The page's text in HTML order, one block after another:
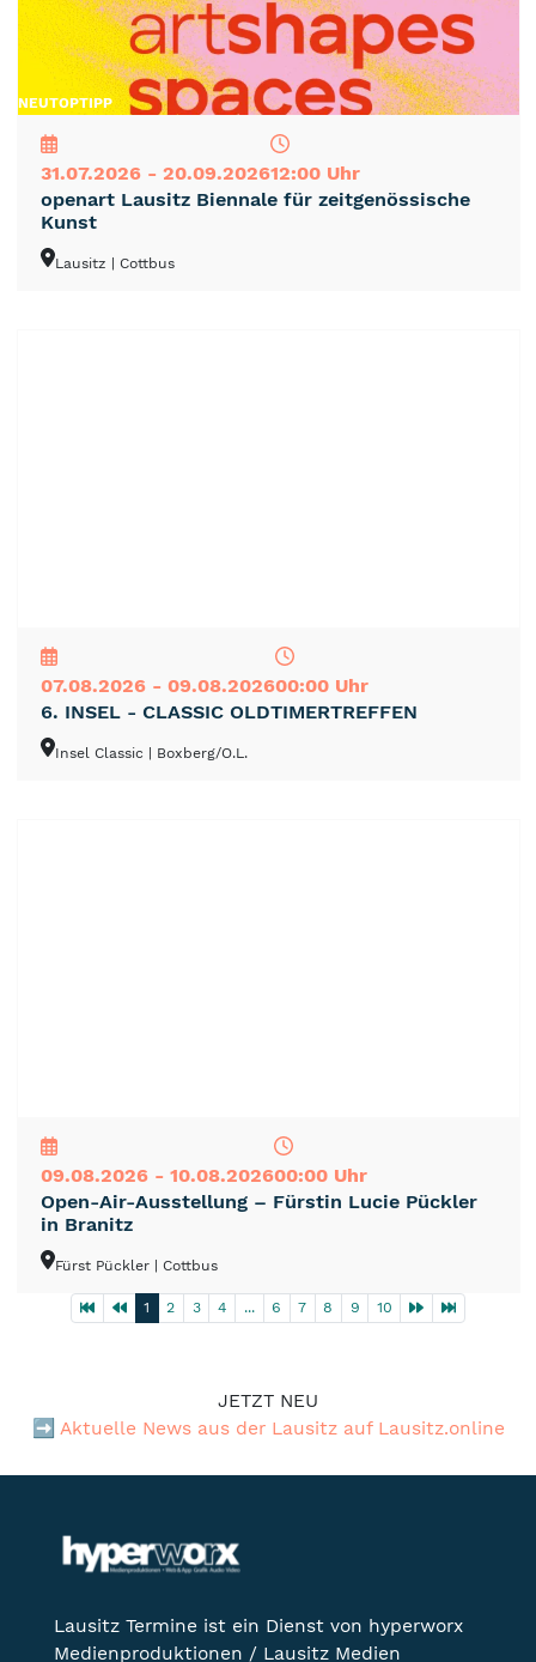
NEUTOPTIPP
31.07.2026 - 20.09.202612:00 Uhr
openart Lausitz Biennale für zeitgenössische
Kunst
Lausitz | Cottbus
07.08.2026 - 09.08.202600:00 Uhr
6. INSEL - CLASSIC OLDTIMERTREFFEN
Insel Classic | Boxberg/O.L.
09.08.2026 - 10.08.202600:00 Uhr
Open-Air-Ausstellung – Fürstin Lucie Pückler
in Branitz
Fürst Pückler | Cottbus
1 2 3 4 ... 6 7 8 9 10
JETZT NEU
➡️ Aktuelle News aus der Lausitz auf Lausitz.online
Lausitz Termine ist ein Dienst von hyperworx
Medienproduktionen / Lausitz Medien